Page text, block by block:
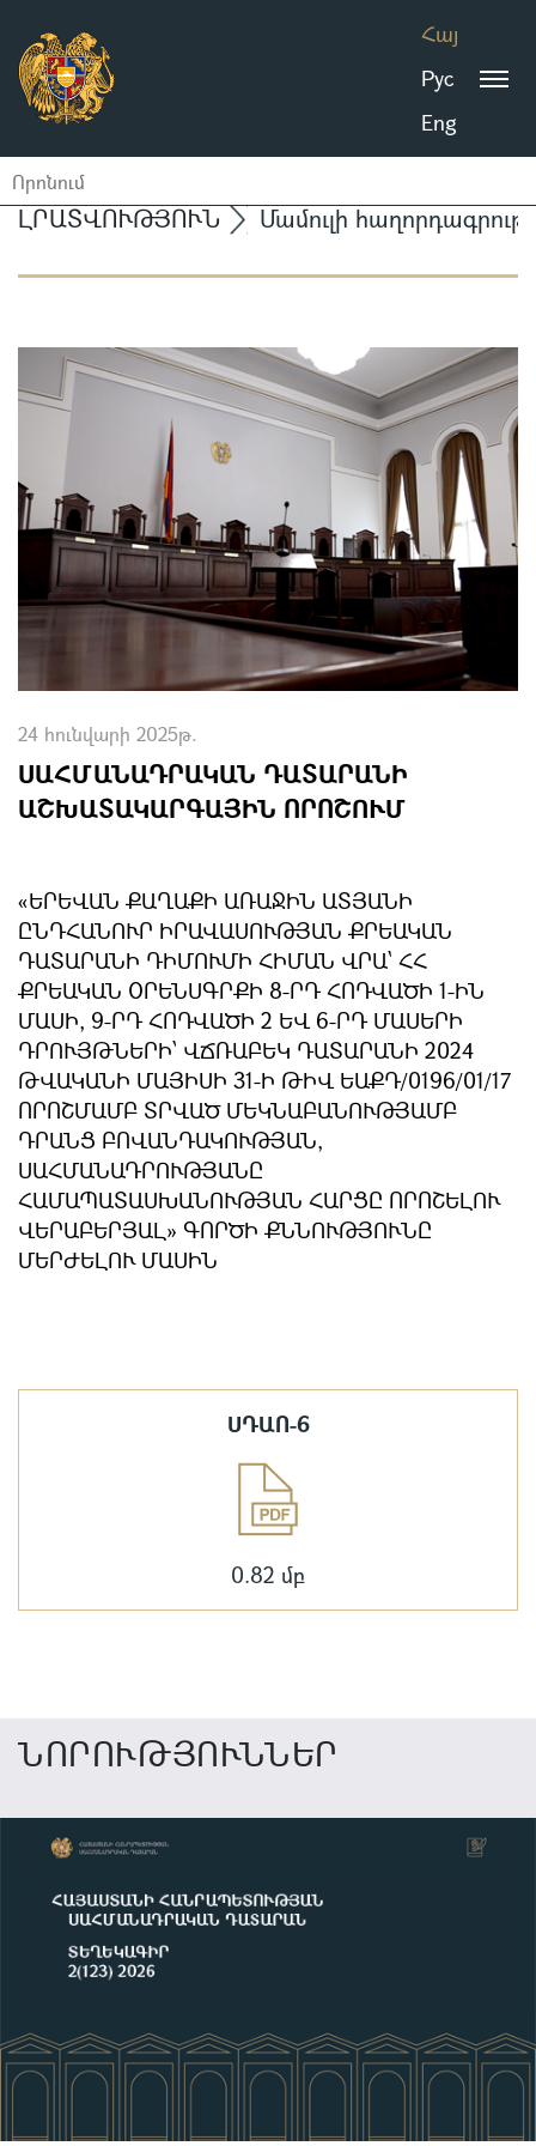
Հայ
Рус
Eng
ԼՐԱՏՎՈՒԹՅՈՒՆ Մամուլի
24 հունվարի 2025թ.
ՍԱՀՄԱՆԱԴՐԱԿԱՆ ԴԱՏԱՐԱՆԻ
ԱՇԽԱՏԱԿԱՐԳԱՅԻՆ ՈՐՈՇՈՒՄ
«ԵՐԵՎԱՆ ՔԱՂԱՔԻ ԱՌԱՋԻՆ ԱՏՅԱՆԻ
ԸՆԴՀԱՆՈՒՐ ԻՐԱՎԱՍՈՒԹՅԱՆ ՔՐԵԱԿԱՆ
ԴԱՏԱՐԱՆԻ ԴԻՄՈՒՄԻ ՀԻՄԱՆ ՎՐԱ` ՀՀ
ՔՐԵԱԿԱՆ ՕՐԵՆՍԳՐՔԻ 8-ՐԴ ՀՈԴՎԱԾԻ 1-ԻՆ
ՄԱՍԻ, 9-ՐԴ ՀՈԴՎԱԾԻ 2 ԵՎ 6-ՐԴ ՄԱՍԵՐԻ
ԴՐՈՒՅԹՆԵՐԻ՝ ՎՃՌԱԲԵԿ ԴԱՏԱՐԱՆԻ 2024
ԹՎԱԿԱՆԻ ՄԱՅԻՍԻ 31-Ի ԹԻՎ ԵԱՔԴ/0196/01/17
ՈՐՈՇՄԱՄԲ ՏՐՎԱԾ ՄԵԿՆԱԲԱՆՈՒԹՅԱՄԲ
ԴՐԱՆՑ ԲՈՎԱՆԴԱԿՈՒԹՅԱՆ,
ՍԱՀՄԱՆԱԴՐՈՒԹՅԱՆԸ
ՀԱՄԱՊԱՏԱՍԽԱՆՈՒԹՅԱՆ ՀԱՐՑԸ ՈՐՈՇԵԼՈՒ
ՎԵՐԱԲԵՐՅԱԼ» ԳՈՐԾԻ ՔՆՆՈՒԹՅՈՒՆԸ
ՄԵՐԺԵԼՈՒ ՄԱՍԻՆ
ՍԴԱՈ-6
0.82 մբ
ՆՈՐՈՒԹՅՈՒՆՆԵՐ